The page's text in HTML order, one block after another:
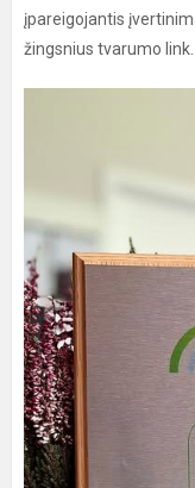
įpareigojantis
žingsnius tvarumo link.